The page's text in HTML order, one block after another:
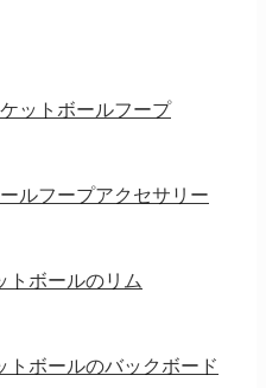
ットボールフープ
ルフープアクセサリー
トボールのリム
トボールのバックボード